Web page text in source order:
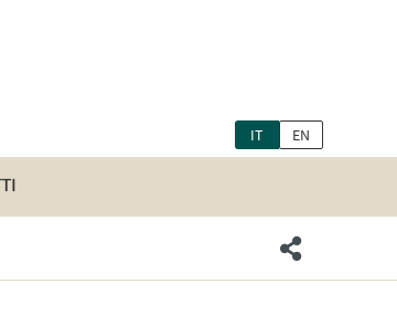
IT EN